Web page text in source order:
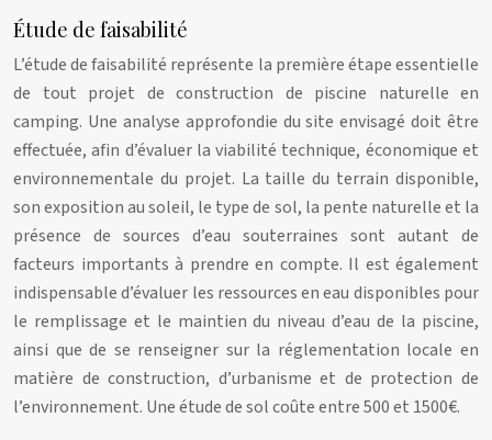
Étude de faisabilité
L’étude de faisabilité représente la première étape essentielle
de tout projet de construction de piscine naturelle en
camping. Une analyse approfondie du site envisagé doit être
effectuée, afin d’évaluer la viabilité technique, économique et
environnementale du projet. La taille du terrain disponible,
son exposition au soleil, le type de sol, la pente naturelle et la
présence de sources d’eau souterraines sont autant de
facteurs importants à prendre en compte. Il est également
indispensable d’évaluer les ressources en eau disponibles pour
le remplissage et le maintien du niveau d’eau de la piscine,
ainsi que de se renseigner sur la réglementation locale en
matière de construction, d’urbanisme et de protection de
l’environnement. Une étude de sol coûte entre 500 et 1500€.